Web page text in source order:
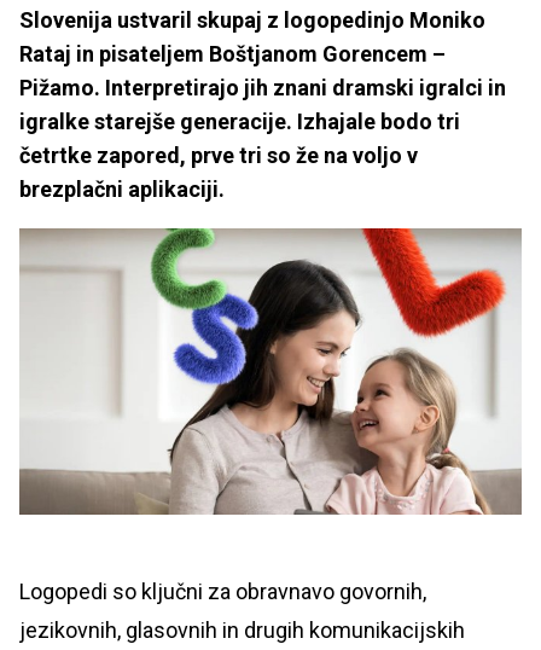
Slovenija ustvaril skupaj z logopedinjo Moniko
Rataj in pisateljem Boštjanom Gorencem –
Pižamo. Interpretirajo jih znani dramski igralci in
igralke starejše generacije. Izhajale bodo tri
četrtke zapored, prve tri so že na voljo v
brezplačni aplikaciji.
Logopedi so ključni za obravnavo govornih,
jezikovnih, glasovnih in drugih komunikacijskih